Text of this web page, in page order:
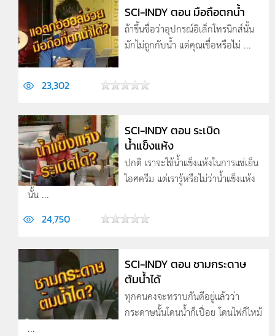
SCI-INDY ตอน มือถือตกน้ำ
ถ้าขึ้นชื่อว่าอุปกรณ์อิเล็กโทรนิกส์นั้น
มักไม่ถูกกับน้ำ แต่คุณเชื่อหรือไม่ ...
23,302
SCI-INDY ตอน ระเบิด
น้ำแข็งแห้ง
ปกติ เราจะใช้น้ำแข็งแห้งในการแช่เย็น
ไอศครีม แต่เรารู้หรือไม่ว่าน้ำแข็งแห้ง
นั้น ...
24,750
SCI-INDY ตอน ชามกระดาษ
ต้มน้ำได้
ทุกคนคงจะทราบกันดีอยู่แล้วว่า
กระดาษนั้นโดนน้ำก็เปื่อย โดนไฟก็ไหม้
...